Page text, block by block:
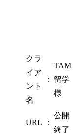
クラ
イア
ント
名
：
TAM
留学
様
URL ：
公開
終了